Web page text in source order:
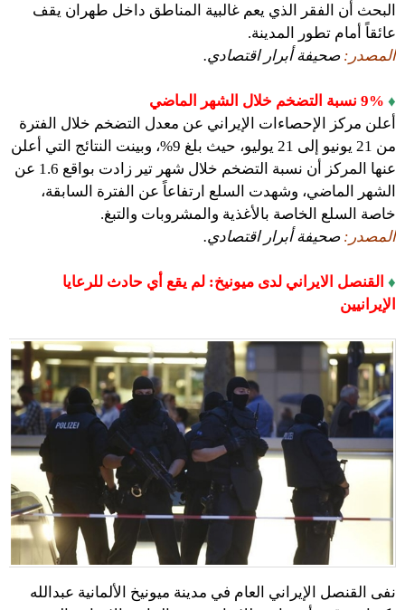
البحث أن الفقر الذي يعم غالبية المناطق داخل طهران يقف
عائقاً أمام تطور المدينة.
المصدر: صحيفة أبرار اقتصادي.
♦ 9% نسبة التضخم خلال الشهر الماضي
أعلن مركز الإحصاءات الإيراني عن معدل التضخم خلال الفترة
من 21 يونيو إلى 21 يوليو، حيث بلغ 9%، وبينت النتائج التي أعلن
عنها المركز أن نسبة التضخم خلال شهر تير زادت بواقع 1.6 عن
الشهر الماضي، وشهدت السلع ارتفاعاً عن الفترة السابقة،
خاصة السلع الخاصة بالأغذية والمشروبات والتبغ.
المصدر: صحيفة أبرار اقتصادي.
♦ القنصل الايراني لدى ميونيخ: لم يقع أي حادث للرعايا
الإيرانيين
نفى القنصل الإيراني العام في مدينة ميونيخ الألمانية عبدالله